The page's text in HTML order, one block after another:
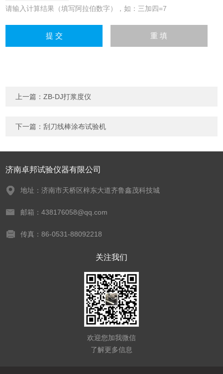
请输入计算结果（填写阿拉伯数字），如：三加四=7
上一篇：ZB-DJ打浆度仪
下一篇：刮刀线棒涂布试验机
济南卓邦试验仪器有限公司
地址：济南市天桥区梓东大道齐鲁鑫茂科技城
邮箱：438176058@qq.com
传真：86-0531-88092218
关注我们
欢迎您加我微信
了解更多信息